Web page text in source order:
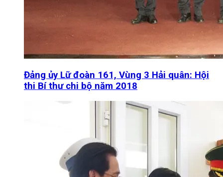
Đảng ủy Lữ đoàn 161, Vùng 3 Hải quân: Hội
thi Bí thư chi bộ năm 2018